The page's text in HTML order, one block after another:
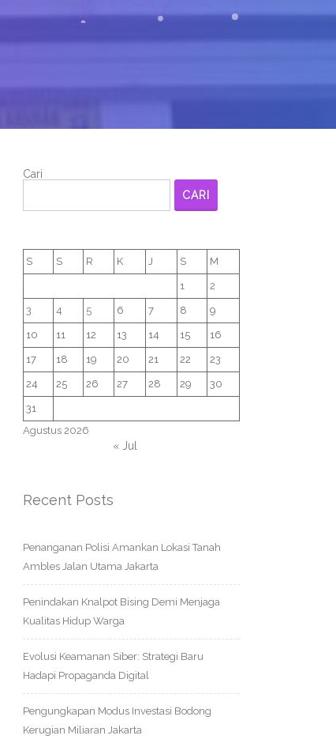
Cari
CARI
Agustus 2026
S S R K J S M
1 2
3 4 5 6 7 8 9
10 11 12 13 14 15 16
17 18 19 20 21 22 23
24 25 26 27 28 29 30
31
« Jul
Recent Posts
Penanganan Polisi Amankan Lokasi Tanah
Ambles Jalan Utama Jakarta
Penindakan Knalpot Bising Demi Menjaga
Kualitas Hidup Warga
Evolusi Keamanan Siber: Strategi Baru
Hadapi Propaganda Digital
Pengungkapan Modus Investasi Bodong
Kerugian Miliaran Jakarta